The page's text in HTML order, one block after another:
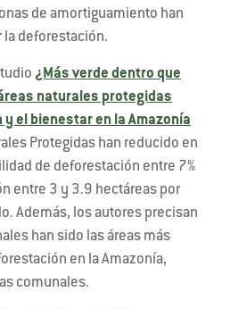
de amortiguamiento han
deforestación.
¿Más verde dentro que
naturales protegidas
el bienestar en la Amazonía
Protegidas han reducido en
de deforestación entre 7%
entre 3 y 3.9 hectáreas por
Además, los autores precisan
han sido las áreas más
en la Amazonía,
comunales.